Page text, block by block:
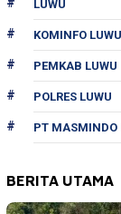
LUWU
KOMINFO LUWU
PEMKAB LUWU
POLRES LUWU
PT MASMINDO
BERITA UTAMA